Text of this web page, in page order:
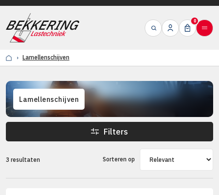
0
Lamellenschijven
Lamellenschijven
Filters
3 resultaten Sorteren op